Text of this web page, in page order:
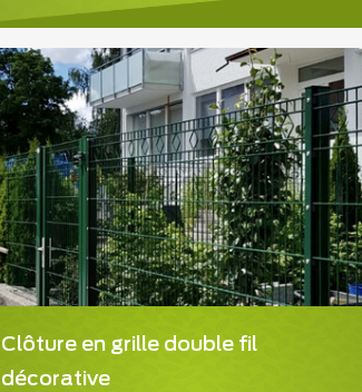
Clôture en grille double fil
décorative